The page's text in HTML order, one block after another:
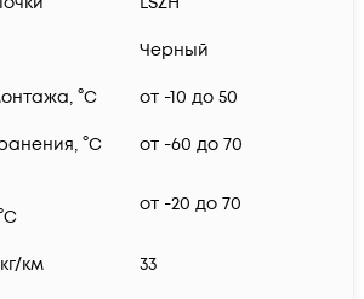
Черный
°C от -10 до 50
°C от -60 до 70
от -20 до 70
км 33